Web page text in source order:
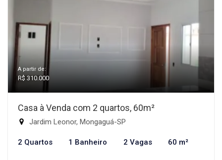
A partir de:
R$ 310.000
Casa à Venda com 2 quartos, 60m²
Jardim Leonor, Mongaguá-SP
2 Quartos 1 Banheiro 2 Vagas 60 m²